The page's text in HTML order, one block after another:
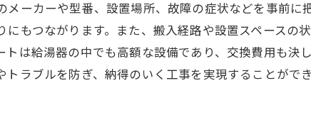
メーカーや型番、設置場所、故障の症状などを事前
もつながります。また、搬入経路や設置スペースの
は給湯器の中でも高額な設備であり、交換費用も
ラブルを防ぎ、納得のいく工事を実現することができ